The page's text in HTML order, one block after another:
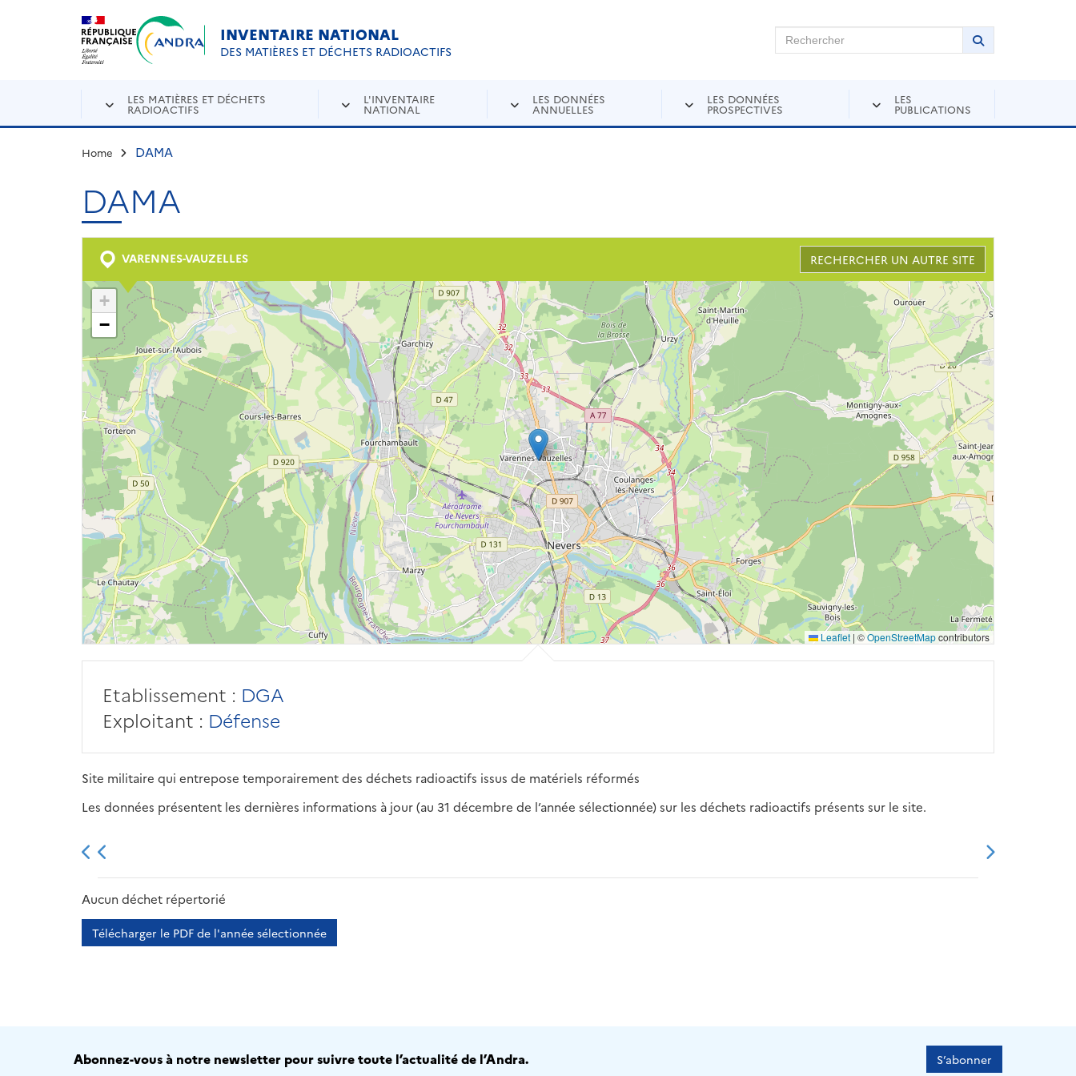
Aller au contenu principal
INVENTAIRE NATIONAL
DES MATIÈRES ET DÉCHETS RADIOACTIFS
Rechercher sur Andra Inventaire Rechercher
Lancer la
LES MATIÈRES ET DÉCHETS
RADIOACTIFS
L'INVENTAIRE
NATIONAL
LES DONNÉES
ANNUELLES
LES DONNÉES
PROSPECTIVES
LES
PUBLICATIONS
Home DAMA
DAMA
VARENNES-VAUZELLES RECHERCHER UN AUTRE SITE
+
−
Leaflet | ©OpenStreetMapcontributors
Etablissement : DGA
Exploitant : Défense
Site militaire qui entrepose temporairement des déchets radioactifs issus de matériels réformés
Les données présentent les dernières informations à jour (au 31 décembre de l’année sélectionnée) sur les déchets radioactifs présents sur le site.
2013 2014
Aucun déchet répertorié
Télécharger le PDF de l'année sélectionnée
Abonnez-vous à notre newsletter pour suivre toute l’actualité de l’Andra. S’abonner